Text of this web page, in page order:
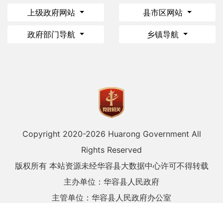
上级政府网站 县市区网站
政府部门导航 乡镇导航
Copyright 2020-2026 Huarong Government All
Rights Reserved
版权所有 本站资源未经华容县大数据中心许可不得转载
主办单位：华容县人民政府
主管单位：华容县人民政府办公室